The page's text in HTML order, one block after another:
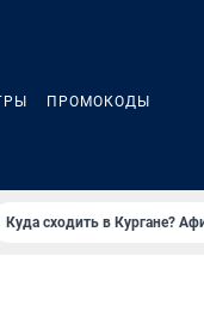
ПРОМОКОДЫ
Куда сходить в Кургане?